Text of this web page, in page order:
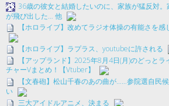
36歳の彼女と結婚したいのに、家族が猛反対
が飛び出した… 他
【ホロライブ】改めてラジオ体操の有能さを感
【ホロライブ】ラプラス、youtubeに許される
【アップランド】2025年8月4日(月)のどっと
チャーVまとめ！【Vtuber】
【文春砲】松山千春のあの曲が……参院選自民
い
三大アイドルアニメ、決まる